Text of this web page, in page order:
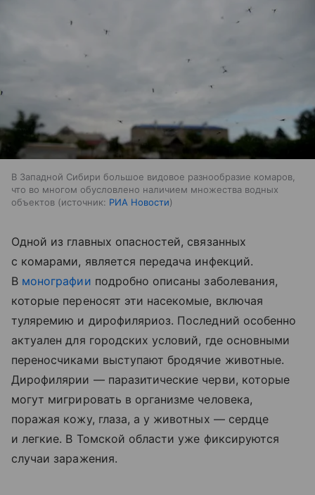
В Западной Сибири большое видовое разнообразие комаров,
что во многом обусловлено наличием множества водных
объектов
источник: РИА Новости
Одной из главных опасностей, связанных
с комарами, является передача инфекций.
В монографии подробно описаны заболевания,
которые переносят эти насекомые, включая
туляремию и дирофиляриоз. Последний особенно
актуален для городских условий, где основными
переносчиками выступают бродячие животные.
Дирофилярии — паразитические черви, которые
могут мигрировать в организме человека,
поражая кожу, глаза, а у животных — сердце
и легкие. В Томской области уже фиксируются
случаи заражения.